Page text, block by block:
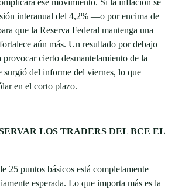
ese movimiento. Si la inflación se
interanual del 4,2% —o por encima de
que la Reserva Federal mantenga una
aún más. Un resultado por debajo
provocar cierto desmantelamiento de la
surgió del informe del viernes, lo que
en el corto plazo.
LOS TRADERS DEL BCE EL
25 puntos básicos está completamente
esperada. Lo que importa más es la